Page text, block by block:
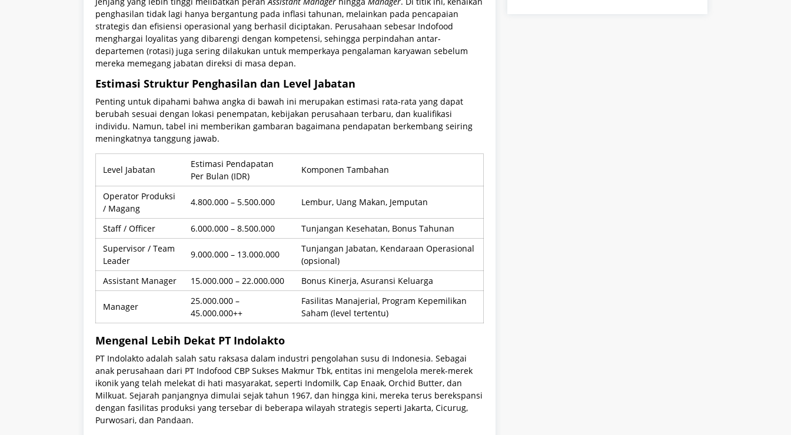
penghasilan tidak lagi hanya bergantung pada inflasi tahunan, melainkan pada pencapaian
strategis dan efisiensi operasional yang berhasil diciptakan. Perusahaan sebesar Indofood
menghargai loyalitas yang dibarengi dengan kompetensi, sehingga perpindahan antar-
departemen (rotasi) juga sering dilakukan untuk memperkaya pengalaman karyawan sebelum
mereka memegang jabatan direksi di masa depan.
Estimasi Struktur Penghasilan dan Level Jabatan
Penting untuk dipahami bahwa angka di bawah ini merupakan estimasi rata-rata yang dapat
berubah sesuai dengan lokasi penempatan, kebijakan perusahaan terbaru, dan kualifikasi
individu. Namun, tabel ini memberikan gambaran bagaimana pendapatan berkembang seiring
meningkatnya tanggung jawab.
Level Jabatan
Estimasi Pendapatan
Per Bulan (IDR)
Komponen Tambahan
Operator Produksi
/ Magang
4.800.000 – 5.500.000 Lembur, Uang Makan, Jemputan
Staff / Officer 6.000.000 – 8.500.000
Tunjangan Kesehatan, Bonus Tahunan
Supervisor / Team
Leader
9.000.000 – 13.000.000
Tunjangan Jabatan, Kendaraan Operasional
(opsional)
Assistant Manager
15.000.000 – 22.000.000 Bonus Kinerja, Asuransi Keluarga
Manager
25.000.000 –
45.000.000++
Fasilitas Manajerial, Program Kepemilikan
Saham (level tertentu)
Mengenal Lebih Dekat PT Indolakto
PT Indolakto adalah salah satu raksasa dalam industri pengolahan susu di Indonesia. Sebagai
anak perusahaan dari PT Indofood CBP Sukses Makmur Tbk, entitas ini mengelola merek-merek
ikonik yang telah melekat di hati masyarakat, seperti Indomilk, Cap Enaak, Orchid Butter, dan
Milkuat. Sejarah panjangnya dimulai sejak tahun 1967, dan hingga kini, mereka terus berekspansi
dengan fasilitas produksi yang tersebar di beberapa wilayah strategis seperti Jakarta, Cicurug,
Purwosari, dan Pandaan.